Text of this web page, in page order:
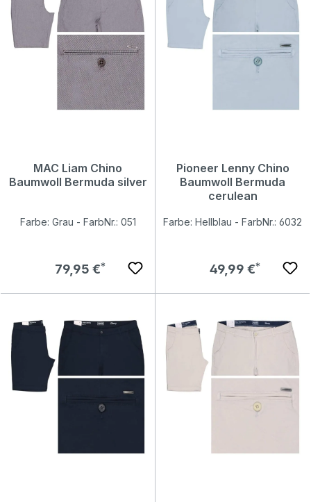
MAC Liam Chino
Baumwoll Bermuda silver
Farbe: Grau - FarbNr.: 051
Regulärer Preis:
79,95 €
Pioneer Lenny Chino
Baumwoll Bermuda
cerulean
Farbe: Hellblau - FarbNr.: 6032
Regulärer Preis:
49,99 €